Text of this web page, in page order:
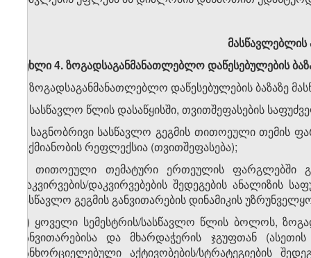
მუხლი 4. ზოგადსაგანმანათლებლო დაწესებულების
1. ზოგადსაგანმანათლებლო დაწესებულების ბაზაზე
ა) სასწავლო წლის დასაწყისში, თვითშეფასების
ბ) საგნობრივი სასწავლო გეგმის თითოეული თემის
საქმიანობის რეფლექსია (თვითშეფასება);
გ) თითოეული თემატური ერთეულის ფარგლებში
დაკვირვების/დაკვირვებების შედეგების ანალიზის
სასწავლო გეგმის განვითარების დინამიკის
დ) ყოველი სემესტრის/სასწავლო წლის ბოლოს,
განვითარებისა და მხარდაჭერის ჯგუფთან
განხორციელებული აქტივობების/სტრატეგიების